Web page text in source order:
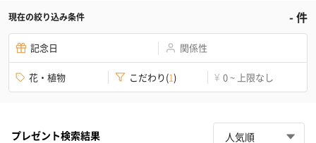
現在の絞り込み条件 -件
記念日 関係性
花・植物 こだわり(1) ¥ 0 ~ 上限なし
プレゼント検索結果